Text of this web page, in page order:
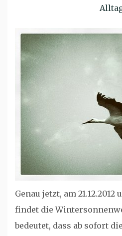
Genau jetzt, am 21.12.2012
findet die
bedeutet, dass ab sofort